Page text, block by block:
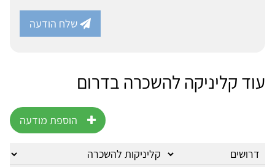
שלח הודעה
עוד קליניקה להשכרה בדרום
הוספת מודעה